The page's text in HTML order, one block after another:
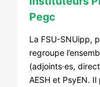
Pegc
La FSU-SNUipp,
regroupe
(adjoints·es,
AESH et PsyEN.